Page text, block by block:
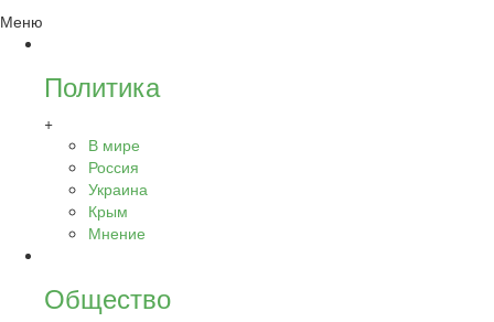
Меню
Политика
+
В мире
Россия
Украина
Крым
Мнение
Общество